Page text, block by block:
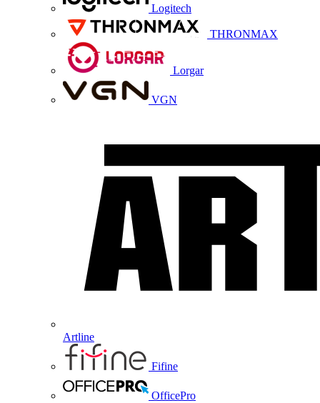
Logitech
THRONMAX
Lorgar
VGN
Artline
Fifine
OfficePro